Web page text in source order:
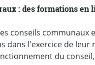
: des formations en
conseils communaux
dans l'exercice de
du